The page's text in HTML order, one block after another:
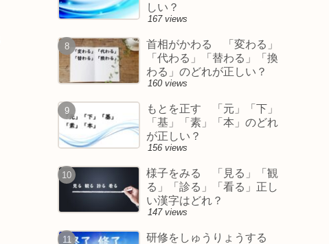
しい？
167 views
首相がかわる 「変わる」
「代わる」「替わる」「換
わる」のどれが正しい？
160 views
もとを正す 「元」「下」
「基」「素」「本」のどれ
が正しい？
156 views
様子をみる 「見る」「観
る」「診る」「看る」正し
い漢字はどれ？
147 views
研修をしゅうりょうする